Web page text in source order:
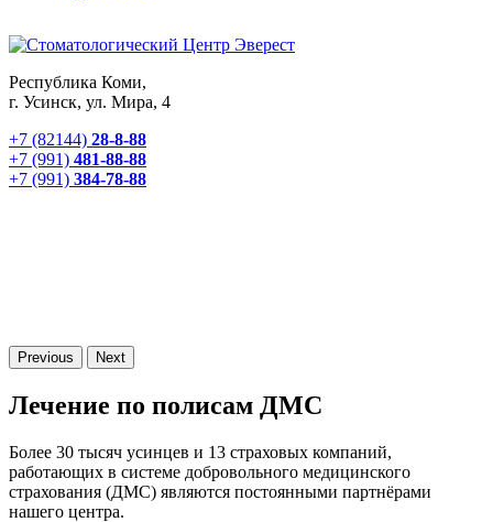
Республика Коми,
г. Усинск, ул. Мира, 4
+7 (82144) 28-8-88
+7 (991) 481-88-88
+7 (991) 384-78-88
Previous Next
Лечение по полисам ДМС
Более 30 тысяч усинцев и 13 страховых компаний,
работающих в системе добровольного медицинского
страхования (ДМС) являются постоянными партнёрами
нашего центра.